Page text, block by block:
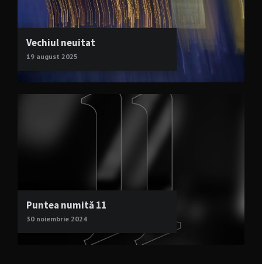
Vechiul neuitat
19 august 2025
Puntea numită 11
30 noiembrie 2024